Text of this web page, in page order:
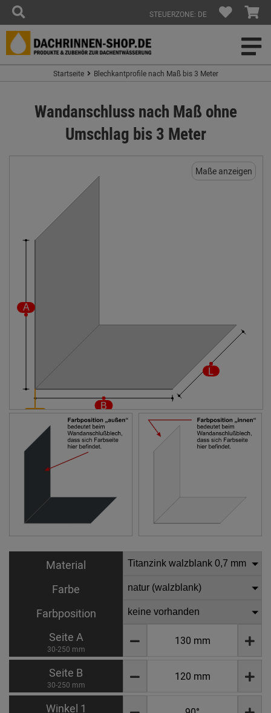
STEUERZONE: DE
Startseite Blechkantprofile nach Maß bis 3 Meter
Wandanschluss nach Maß ohne
Umschlag bis 3 Meter
Maße anzeigen
Material
Farbe
Farbposition
Seite A
30-250 mm
Seite B
30-250 mm
Winkel 1